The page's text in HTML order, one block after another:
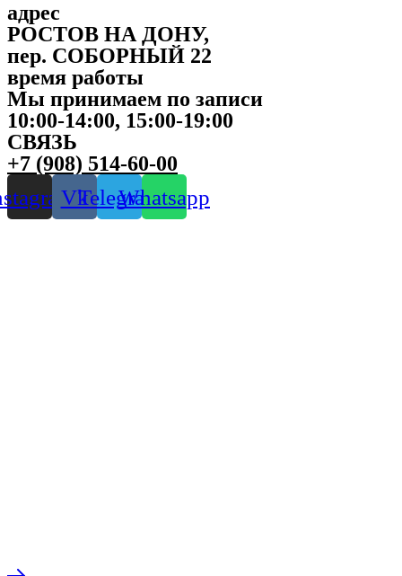
адрес
РОСТОВ НА ДОНУ,
пер. СОБОРНЫЙ 22
время работы
Мы принимаем по записи
10:00-14:00, 15:00-19:00
СВЯЗЬ
+7 (908) 514-60-00
VkTelegramWhatsapp